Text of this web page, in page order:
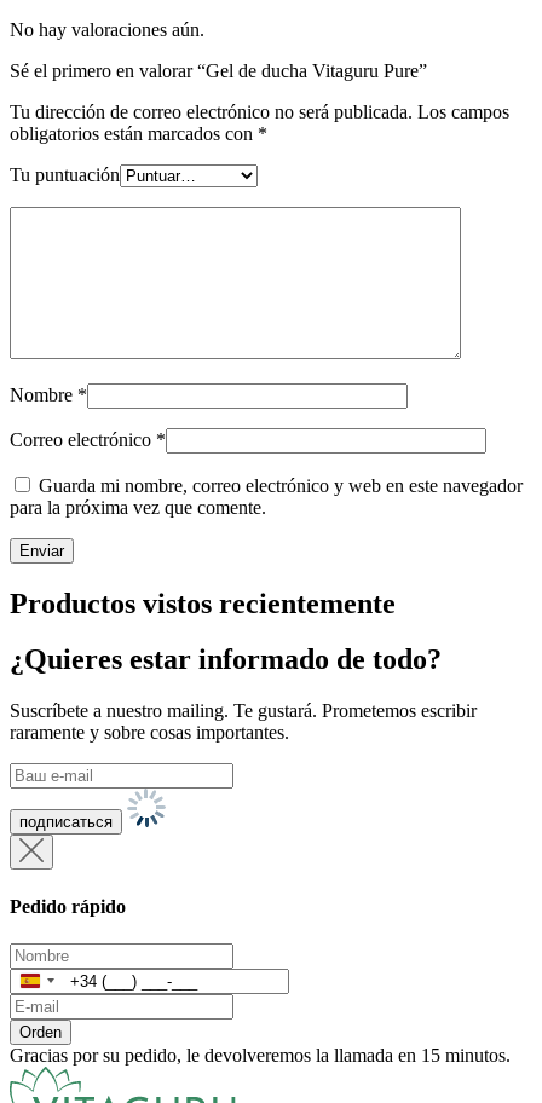
No hay valoraciones aún.
Sé el primero en valorar “Gel de ducha Vitaguru Pure”
Tu dirección de correo electrónico no será publicada. Los campos
obligatorios están marcados con *
Tu puntuación
Nombre *
Correo electrónico *
Guarda mi nombre, correo electrónico y web en este navegador
para la próxima vez que comente.
Productos vistos recientemente
¿Quieres estar informado de todo?
Suscríbete a nuestro mailing. Te gustará. Prometemos escribir
raramente y sobre cosas importantes.
Pedido rápido
España
+34
Orden
Gracias por su pedido, le devolveremos la llamada en 15 minutos.